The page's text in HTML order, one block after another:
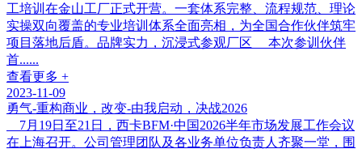
工培训在金山工厂正式开营。一套体系完整、流程规范、理论
实操双向覆盖的专业培训体系全面亮相，为全国合作伙伴筑牢
项目落地后盾。品牌实力，沉浸式参观厂区 本次参训伙伴
首......
查看更多 +
2023-11-09
勇气-重构商业，改变-由我启动，决战2026
7月19日至21日，西卡BFM·中国2026半年市场发展工作会议
在上海召开。公司管理团队及各业务单位负责人齐聚一堂，围